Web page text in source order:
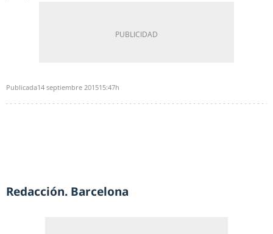
Publicada14 septiembre 201515:47h
Redacción. Barcelona